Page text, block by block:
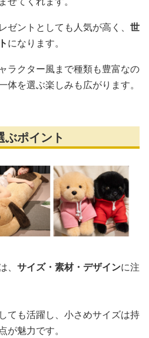
ゼントとしても人気が高く、 世
になります。
ラクター風まで種類も豊富なの
体を選ぶ楽しみも広がります。
ポイント
サイズ・素材・デザインに注
ても活躍し、小さめサイズは持
が魅力です。